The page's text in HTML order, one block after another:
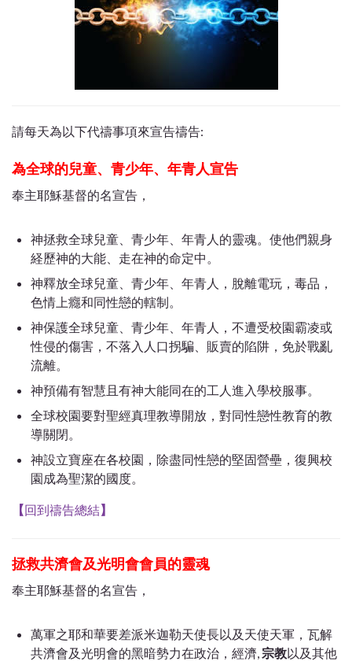
請每天為以下代禱事項來宣告禱告:
為全球的兒童、青少年、年青人宣告
奉主耶穌基督的名宣告，
神拯救全球兒童、青少年、年青人的靈魂。使他們親身
経歷神的大能、走在神的命定中。
神釋放全球兒童、青少年、年青人，脫離電玩，毒品，
色情上癮和同性戀的轄制。
神保護全球兒童、青少年、年青人，不遭受校園霸凌或
性侵的傷害，不落入人口拐騙、販賣的陷阱，免於戰亂
流離。
神預備有智慧且有神大能同在的工人進入學校服事。
全球校園要對聖經真理教導開放，對同性戀性教育的教
導關閉。
神設立寶座在各校園，除盡同性戀的堅固營壘，復興校
園成為聖潔的國度。
【回到禱告總結】
拯救共濟會及光明會會員的靈魂
奉主耶穌基督的名宣告，
萬軍之耶和華要差派米迦勒天使長以及天使天軍，瓦解
共濟會及光明會的黑暗勢力在政治，經濟, 宗教以及其他